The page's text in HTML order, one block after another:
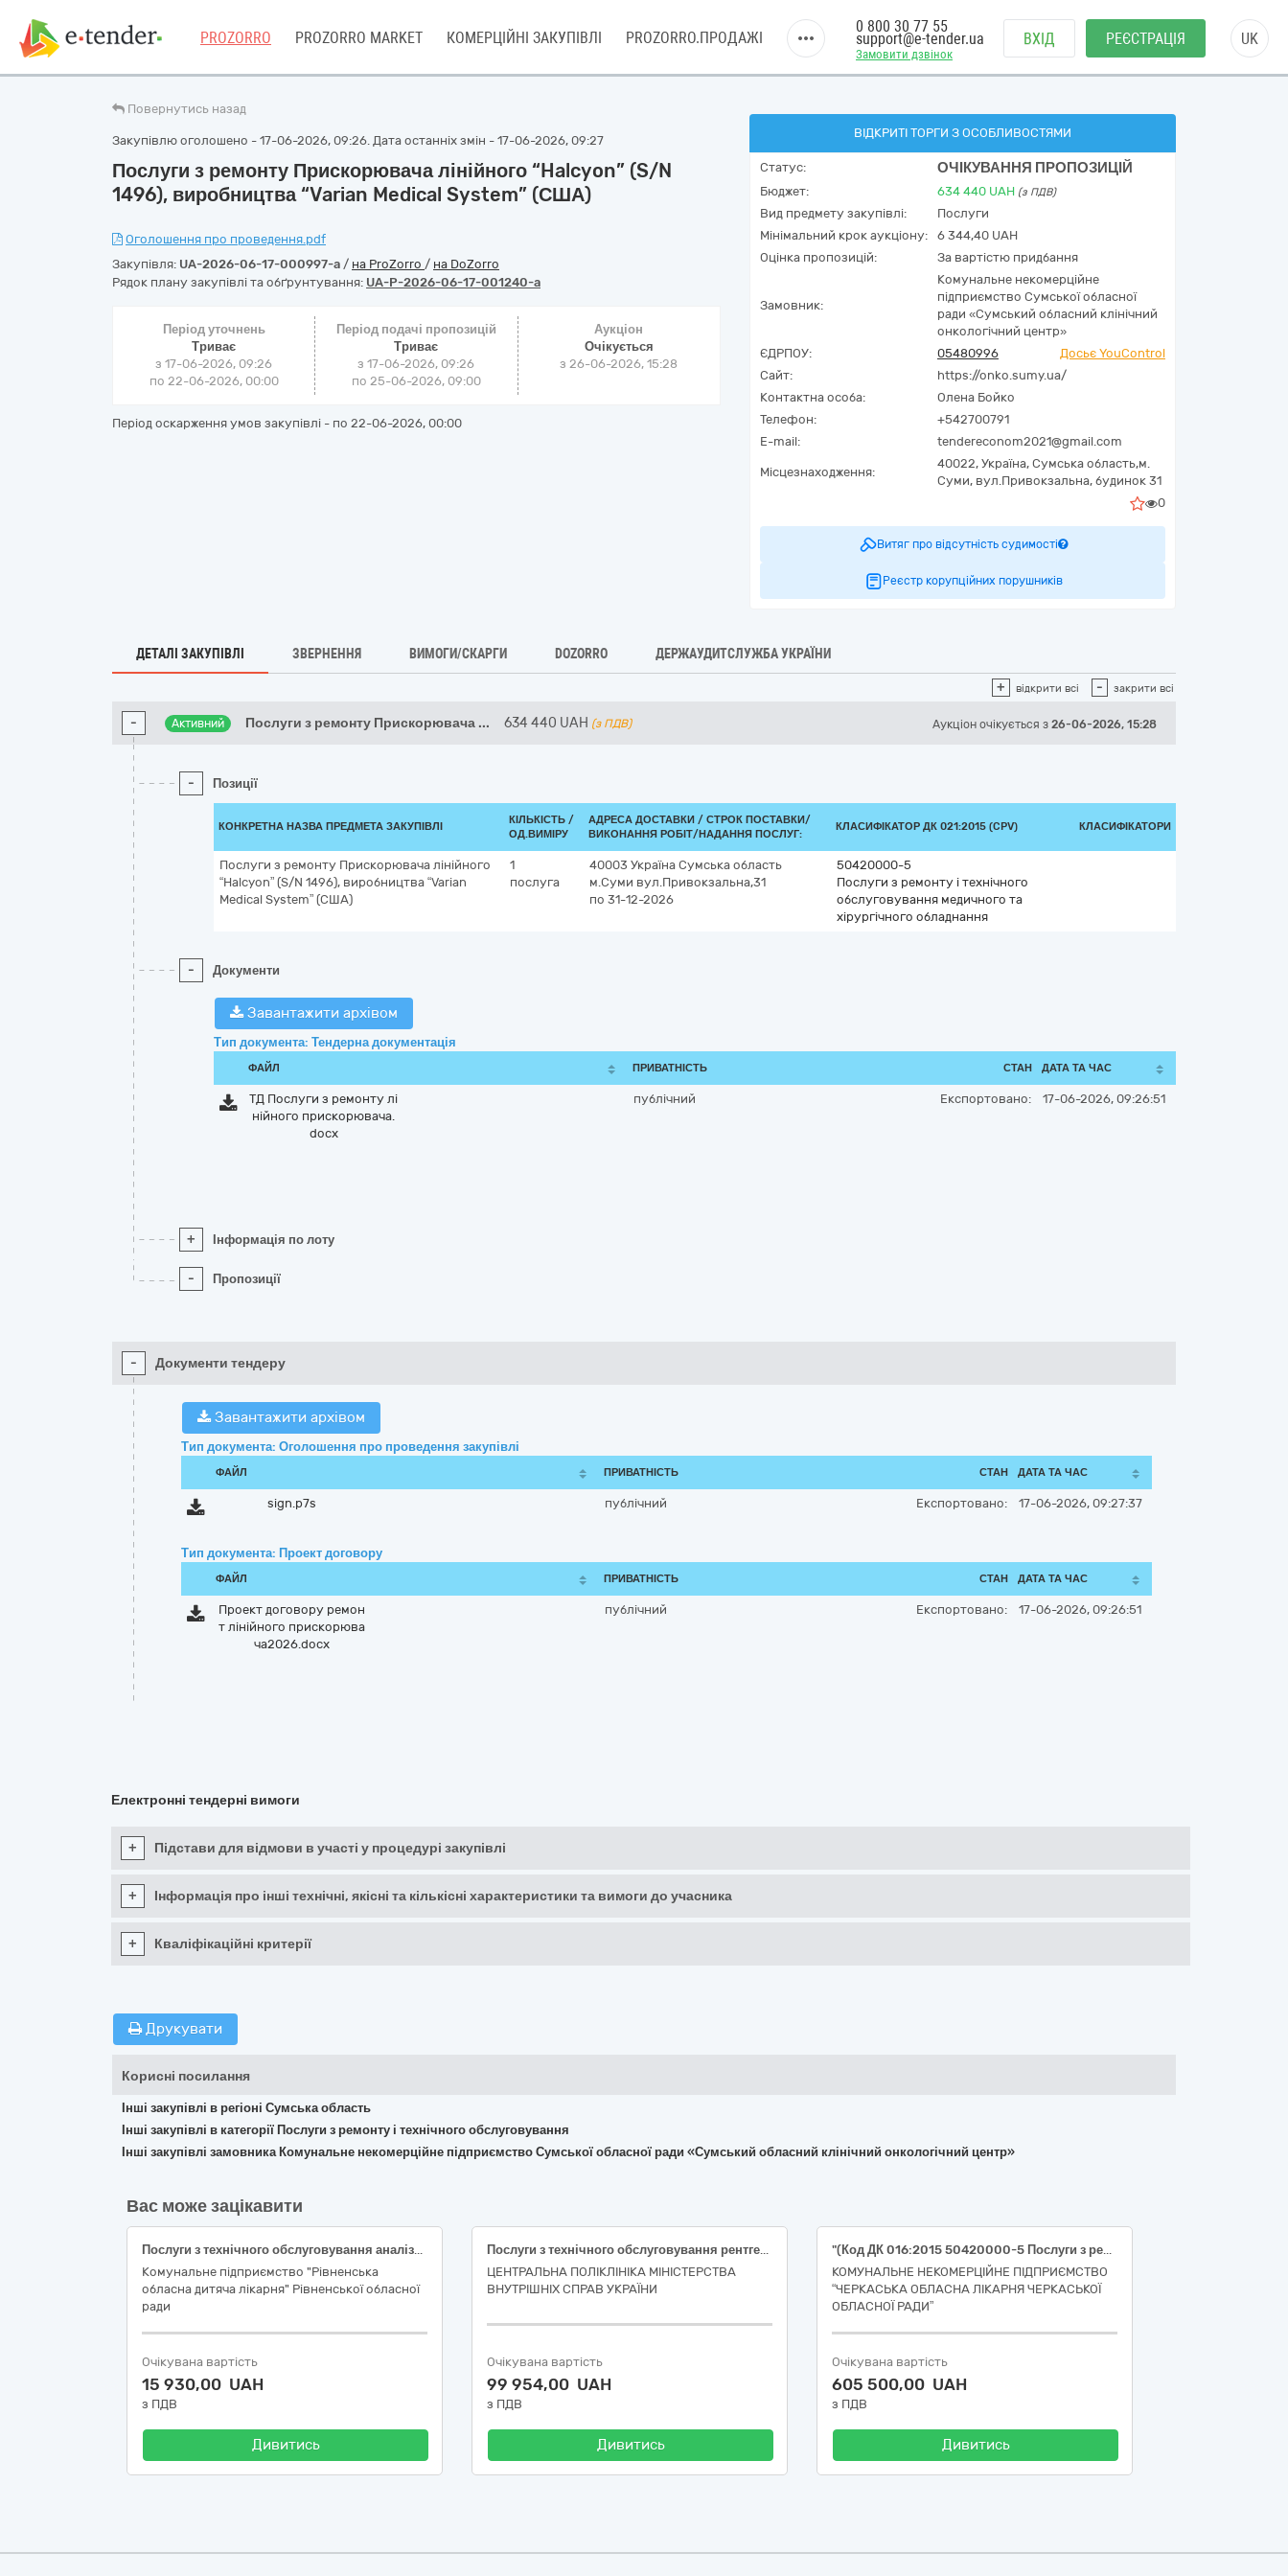
PROZORRO PROZORRO MARKET КОМЕРЦІЙНІ ЗАКУПІВЛІ PROZORRO.ПРОДАЖІ
Замовити дзвінок
0 800 30 77 55
support@e-tender.ua ВХІД РЕЄСТРАЦІЯ UK
Повернутись назад
Закупівлю оголошено - 17-06-2026, 09:26. Дата останніх змін - 17-06-2026, 09:27
Послуги з ремонту Прискорювача лінійного “Halcyon” (S/N
1496), виробництва “Varian Medical System” (США)
Оголошення про проведення.pdf
Закупівля: UA-2026-06-17-000997-a / на ProZorro / на DoZorro
Рядок плану закупівлі та обґрунтування: UA-P-2026-06-17-001240-a
Період уточнень
Триває
з 17-06-2026, 09:26
по 22-06-2026, 00:00
Період подачі пропозицій
Триває
з 17-06-2026, 09:26
по 25-06-2026, 09:00
Аукціон
Очікується
з26-06-2026, 15:28
Період оскарження умов закупівлі - по 22-06-2026, 00:00
ВІДКРИТІ ТОРГИ З ОСОБЛИВОСТЯМИ
Статус: ОЧІКУВАННЯ ПРОПОЗИЦІЙ
Бюджет: 634 440 UAH (з ПДВ)
Вид предмету закупівлі:
Послуги
Мінімальний крок аукціону:
6 344,40 UAH
Оцінка пропозицій:
За вартістю придбання
Замовник:
Комунальне некомерційне
підприємство Сумської обласної
ради «Сумський обласний клінічний
онкологічний центр»
ЄДРПОУ:
05480996
Досьє YouControl
Сайт:
https://onko.sumy.ua/
Контактна особа:
Олена Бойко
Телефон:
+542700791
E-mail:
tendereconom2021@gmail.com
Місцезнаходження:
40022, Україна, Сумська область,м.
Суми, вул.Привокзальна, будинок 31
0
Витяг про відсутність судимості
Реєстр корупційних порушників
ДЕТАЛІ ЗАКУПІВЛІ ЗВЕРНЕННЯ ВИМОГИ/СКАРГИ DOZORRO ДЕРЖАУДИТСЛУЖБА УКРАЇНИ
+ відкрити всі - закрити всі
- Активний Послуги з ремонту Прискорювача ... 634 440 UAH (з ПДВ) Аукціон очікується з 26-06-2026, 15:28
- Позиції
КОНКРЕТНА НАЗВА ПРЕДМЕТА ЗАКУПІВЛІ
КІЛЬКІСТЬ /
ОД.ВИМІРУ
АДРЕСА ДОСТАВКИ / СТРОК ПОСТАВКИ/
ВИКОНАННЯ РОБІТ/НАДАННЯ ПОСЛУГ:
КЛАСИФІКАТОР ДК 021:2015 (CPV) КЛАСИФІКАТОРИ
Послуги з ремонту Прискорювача лінійного
“Halcyon” (S/N 1496), виробництва “Varian
Medical System” (США)
1
послуга
40003 Україна Сумська область
м.Суми вул.Привокзальна,31
по 31-12-2026
50420000-5
Послуги з ремонту і технічного
обслуговування медичного та
хірургічного обладнання
- Документи
Завантажити архівом
Тип документа: Тендерна документація
ФАЙЛ ПРИВАТНІСТЬ СТАН ДАТА ТА ЧАС
ТД Послуги з ремонту лі
нійного прискорювача.
docx
публічний Експортовано: 17-06-2026, 09:26:51
+ Інформація по лоту
- Пропозиції
- Документи тендеру
Завантажити архівом
Тип документа: Оголошення про проведення закупівлі
ФАЙЛ ПРИВАТНІСТЬ СТАН ДАТА ТА ЧАС
sign.p7s публічний Експортовано: 17-06-2026, 09:27:37
Тип документа: Проект договору
ФАЙЛ ПРИВАТНІСТЬ СТАН ДАТА ТА ЧАС
Проект договору ремон
т лінійного прискорюва
ча2026.docx
публічний Експортовано: 17-06-2026, 09:26:51
Електронні тендерні вимоги
+ Підстави для відмови в участі у процедурі закупівлі
+ Інформація про інші технічні, якісні та кількісні характеристики та вимоги до учасника
+ Кваліфікаційні критерії
Друкувати
Корисні посилання
Інші закупівлі в регіоні Сумська область
Інші закупівлі в категорії Послуги з ремонту і технічного обслуговування
Інші закупівлі замовника Комунальне некомерційне підприємство Сумської обласної ради «Сумський обласний клінічний онкологічний центр»
Вас може зацікавити
Послуги з технічного обслуговування аналізатора електролітів EL-5
Комунальне підприємство "Рівненська
обласна дитяча лікарня" Рівненської обласної
ради
Очікувана вартість
15 930,00 UAH
з ПДВ
Дивитись
Послуги з технічного обслуговування рентгенівського медобладнання – 3 найменування
ЦЕНТРАЛЬНА ПОЛІКЛІНІКА МІНІСТЕРСТВА
ВНУТРІШНІХ СПРАВ УКРАЇНИ
Очікувана вартість
99 954,00 UAH
з ПДВ
Дивитись
"(Код ДК 016:2015 50420000-5 Послуги з ремонту і технічного обслуговування медичного та хірургічного обладнання (ЛОТ 1 Послуги з поточного ремонту обладнання: Відеогастроскоп Pentax EG27-i10 (серійний номер: A110942)) (ЛОТ 2 Послуги з технічного обслуговування обладнання: Процесор Pentax EPK-i7010 (серійний номер: E720505))"
КОМУНАЛЬНЕ НЕКОМЕРЦІЙНЕ ПІДПРИЄМСТВО
“ЧЕРКАСЬКА ОБЛАСНА ЛІКАРНЯ ЧЕРКАСЬКОЇ
ОБЛАСНОЇ РАДИ”
Очікувана вартість
605 500,00 UAH
з ПДВ
Дивитись